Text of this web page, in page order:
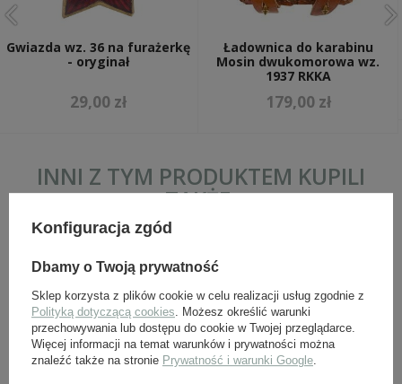
Gwiazda wz. 36 na furażerkę
- oryginał
29,00 zł
Ładownica do karabinu
Mosin dwukomorowa wz.
1937 RKKA
179,00 zł
INNI Z TYM PRODUKTEM KUPILI
TAKŻE:
Konfiguracja zgód
Dbamy o Twoją prywatność
Sklep korzysta z plików cookie w celu realizacji usług zgodnie z
Polityką dotyczącą cookies . Możesz określić warunki
przechowywania lub dostępu do cookie w Twojej przeglądarce.
Więcej informacji na temat warunków i prywatności można
znaleźć także na stronie Prywatność i warunki Google